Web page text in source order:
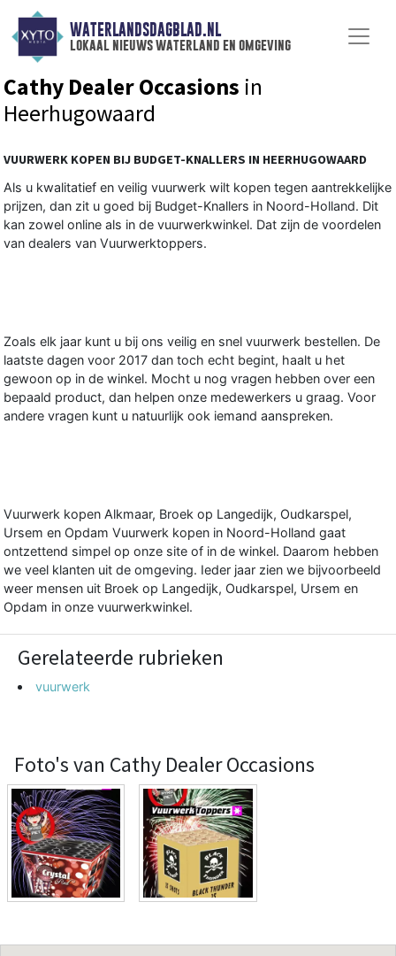
WATERLANDSDAGBLAD.NL
lokaal nieuws waterland en omgeving
Cathy Dealer Occasions in
Heerhugowaard
VUURWERK KOPEN BIJ BUDGET-KNALLERS IN HEERHUGOWAARD
Als u kwalitatief en veilig vuurwerk wilt kopen tegen aantrekkelijke
prijzen, dan zit u goed bij Budget-Knallers in Noord-Holland. Dit
kan zowel online als in de vuurwerkwinkel. Dat zijn de voordelen
van dealers van Vuurwerktoppers.
Zoals elk jaar kunt u bij ons veilig en snel vuurwerk bestellen. De
laatste dagen voor 2017 dan toch echt begint, haalt u het
gewoon op in de winkel. Mocht u nog vragen hebben over een
bepaald product, dan helpen onze medewerkers u graag. Voor
andere vragen kunt u natuurlijk ook iemand aanspreken.
Vuurwerk kopen Alkmaar, Broek op Langedijk, Oudkarspel,
Ursem en Opdam Vuurwerk kopen in Noord-Holland gaat
ontzettend simpel op onze site of in de winkel. Daarom hebben
we veel klanten uit de omgeving. Ieder jaar zien we bijvoorbeeld
weer mensen uit Broek op Langedijk, Oudkarspel, Ursem en
Opdam in onze vuurwerkwinkel.
Gerelateerde rubrieken
vuurwerk
Foto's van Cathy Dealer Occasions